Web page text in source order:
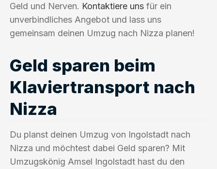
Geld und Nerven. Kontaktiere uns für ein
unverbindliches Angebot und lass uns
gemeinsam deinen Umzug nach Nizza planen!
Geld sparen beim
Klaviertransport nach
Nizza
Du planst deinen Umzug von Ingolstadt nach
Nizza und möchtest dabei Geld sparen? Mit
Umzugskönig Amsel Ingolstadt hast du den